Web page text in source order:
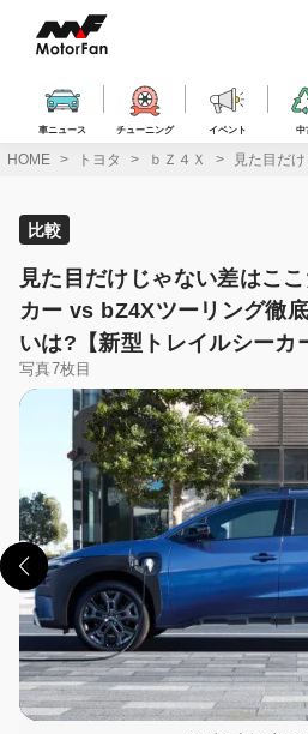
ス
車ニュース チューニング イベント 中
HOME トヨタ ｂＺ４Ｘ 見た目だ
比較
見た目だけじゃない差はこ
カー vs bZ4Xツーリング徹
いは?【新型トレイルシーカ
写真7枚目